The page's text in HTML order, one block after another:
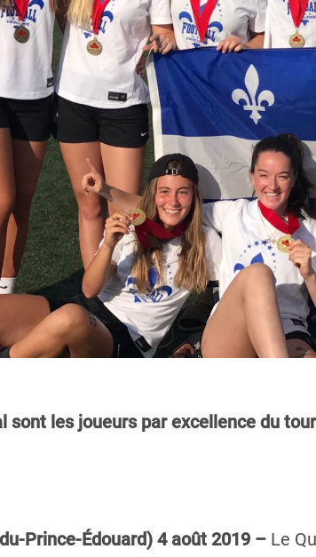
sont les joueurs par excellence du
Prince-Édouard) 4 août 2019 – Le